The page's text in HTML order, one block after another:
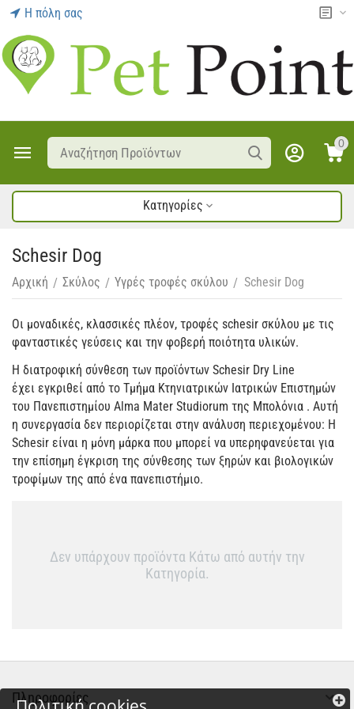
Η πόλη σας
0
Κατηγορίες
Schesir Dog
Αρχική / Σκύλος / Υγρές τροφές σκύλου / Schesir Dog
Οι μοναδικές, κλασσικές πλέον, τροφές schesir σκύλου με τις
φανταστικές γεύσεις και την φοβερή ποιότητα υλικών.
Η διατροφική σύνθεση των προϊόντων Schesir Dry Line
έχει εγκριθεί από το Τμήμα Κτηνιατρικών Ιατρικών Επιστημών
του Πανεπιστημίου Alma Mater Studiorum της Μπολόνια . Αυτή
η συνεργασία δεν περιορίζεται στην ανάλυση περιεχομένου: Η
Schesir είναι η μόνη μάρκα που μπορεί να υπερηφανεύεται για
την επίσημη έγκριση της σύνθεσης των ξηρών και βιολογικών
τροφίμων της από ένα πανεπιστήμιο.
Δεν υπάρχουν προϊόντα Κάτω από αυτήν την
Κατηγορία.
Πληροφορίες